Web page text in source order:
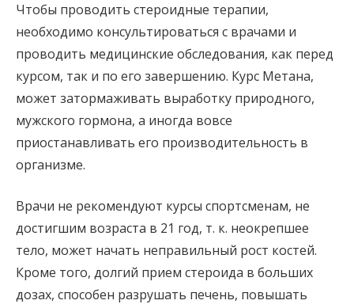
Чтобы проводить стероидные терапии,
необходимо консультироваться с врачами и
проводить медицинские обследования, как перед
курсом, так и по его завершению. Курс Метана,
может затормаживать выработку природного,
мужского гормона, а иногда вовсе
приостанавливать его производительность в
организме.
Врачи не рекомендуют курсы спортсменам, не
достигшим возраста в 21 год, т. к. неокрепшее
тело, может начать неправильный рост костей.
Кроме того, долгий прием стероида в больших
дозах, способен разрушать печень, повышать